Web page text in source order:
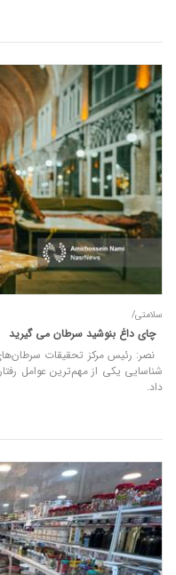
سلامتی/
چای داغ بنوشید سرطان می‌ گیرید
نصر: رئیس مرکز تحقیقات
شناسایی یکی از مهم‌ترین عوامل
داد.